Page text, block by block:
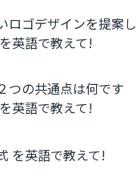
ロゴデザインを提案し
英語で教えて!
つの共通点は何です
英語で教えて!
を英語で教えて!